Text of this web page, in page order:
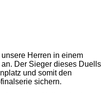
Herren in einem
Der Sieger dieses Duells
und somit den
sichern.